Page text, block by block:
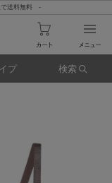
で送料無料 -
プ 検索